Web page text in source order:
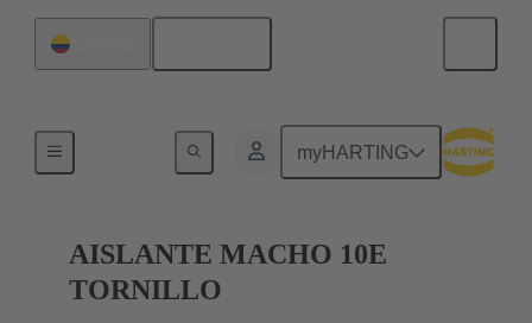
myHARTING
Corrientes hasta 16 A
AISLANTE MACHO 10E
TORNILLO